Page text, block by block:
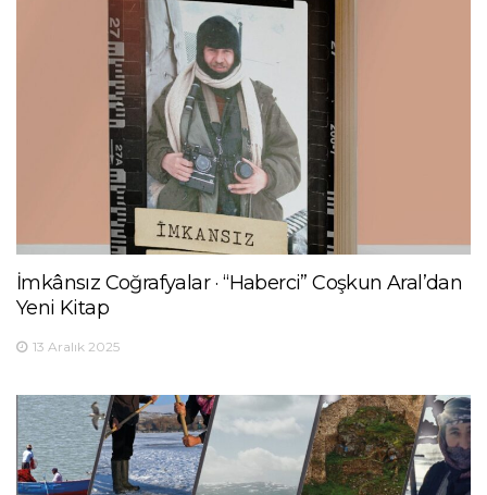
İmkânsız Coğrafyalar · “Haberci” Coşkun Aral’dan
Yeni Kitap
13 Aralık 2025